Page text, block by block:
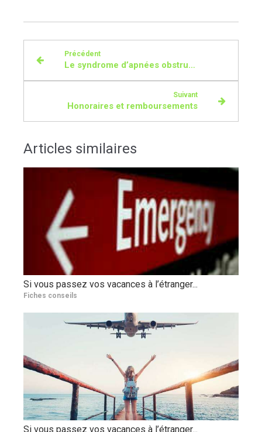
Précédent
Le syndrome d’apnées obstructives du sommeil
Suivant
Honoraires et remboursements
Articles similaires
Si vous passez vos vacances à l’étranger...
Fiches conseils
Si vous passez vos vacances à l’étranger...